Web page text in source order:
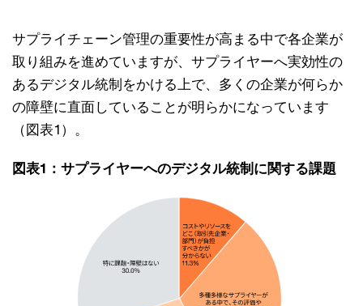
サプライチェーン管理の重要性が高まる中で各企業が
取り組みを進めていますが、サプライヤーへ実効性の
あるデジタル統制をかける上で、多くの企業が何らか
の障壁に直面していることが明らかになっています
（図表1）。
図表1：サプライヤーへのデジタル統制に関する課題